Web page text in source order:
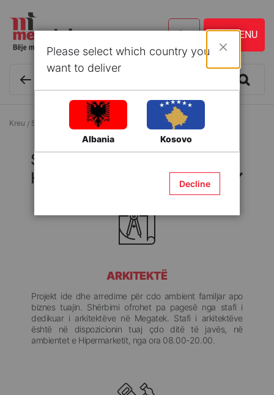
Kreu Shërbime të ofruara në Hipermarket
Shërbime të ofruara në
Hipermarket
ARKITEKTË
Projekt ide dhe arredime për cdo ambient familjar apo
biznes tuajin. Shërbimi ofrohet pa pagesë nga stafi i
dedikuar i arkitektëve në Megatek. Stafi i arkitektëve
është në dispozicionin tuaj çdo ditë të javës, në
ambientet e Hipermarketit, nga ora 08.00-20.00.
Please select which country you
want to deliver
Albania Kosovo
Decline